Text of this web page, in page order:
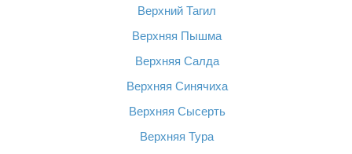
Верхний Тагил
Верхняя Пышма
Верхняя Салда
Верхняя Синячиха
Верхняя Сысерть
Верхняя Тура